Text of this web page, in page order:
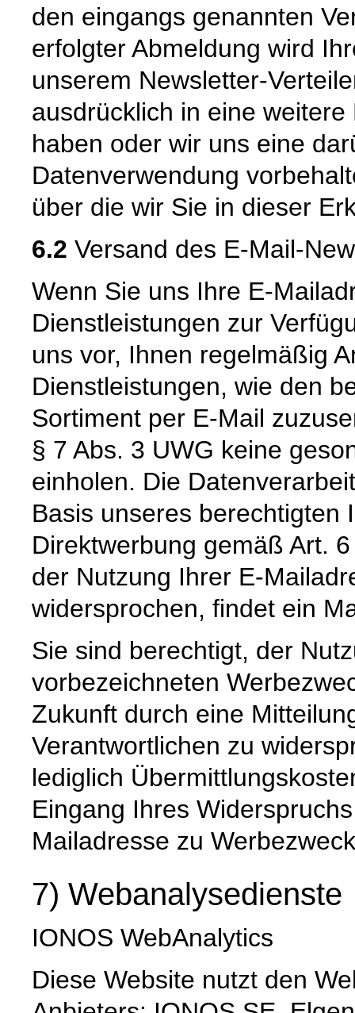
den eingangs genannten
erfolgter Abmeldung wird
unserem Newsletter-
ausdrücklich in eine
haben oder wir uns eine
Datenverwendung
über die wir Sie in dieser
6.2 Versand des E-Mail-
Wenn Sie uns Ihre E-
Dienstleistungen zur
uns vor, Ihnen regelmäßig
Dienstleistungen, wie den
Sortiment per E-Mail
§ 7 Abs. 3 UWG keine
einholen. Die
Basis unseres berechtigten
Direktwerbung gemäß Art.
der Nutzung Ihrer E-
widersprochen, findet ein
Sie sind berechtigt, der
vorbezeichneten
Zukunft durch eine
Verantwortlichen zu
lediglich
Eingang Ihres
Mailadresse zu
7) Webanalysedienste
IONOS WebAnalytics
Diese Website nutzt den